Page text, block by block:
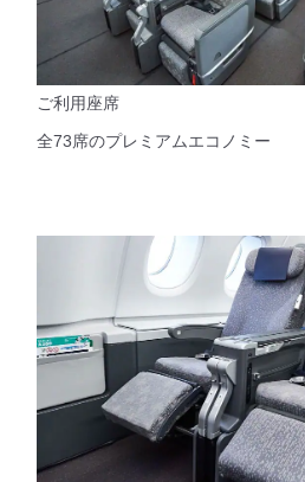
ご利用座席
全73席のプレミアムエコノミー